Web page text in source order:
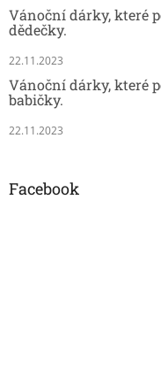
Vánoční dárky, které
dědečky.
22.11.2023
Vánoční dárky, které
babičky.
22.11.2023
Facebook